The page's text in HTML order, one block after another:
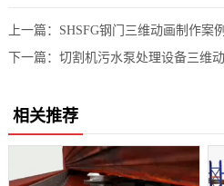
上一篇： SHSFG钢门三维动画制作案例
下一篇： 切割机污水泵处理设备三维
相关推荐